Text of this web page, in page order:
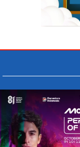
Tangan
HOME